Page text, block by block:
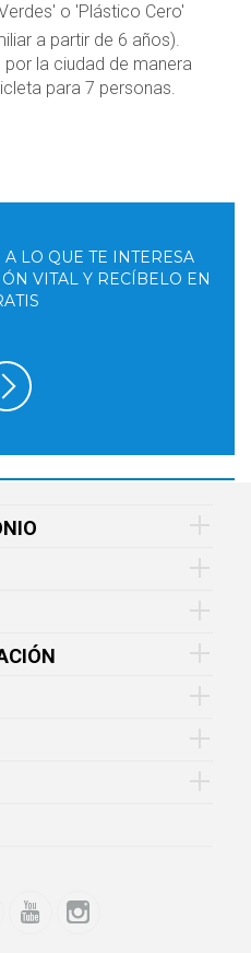
o 'Plástico Cero'
a partir de 6 años).
la ciudad de manera
para 7 personas.
A LO QUE TE INTERESA
VITAL Y RECÍBELO EN